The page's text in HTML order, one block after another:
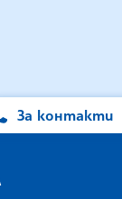
За контакти